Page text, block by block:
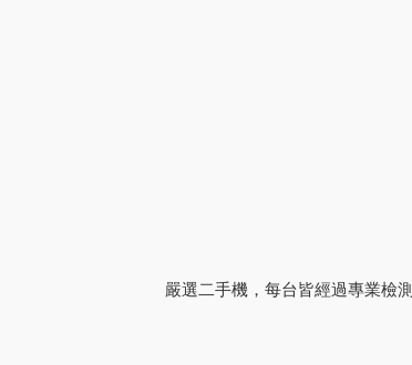
嚴選二手機，每台皆經過專業檢